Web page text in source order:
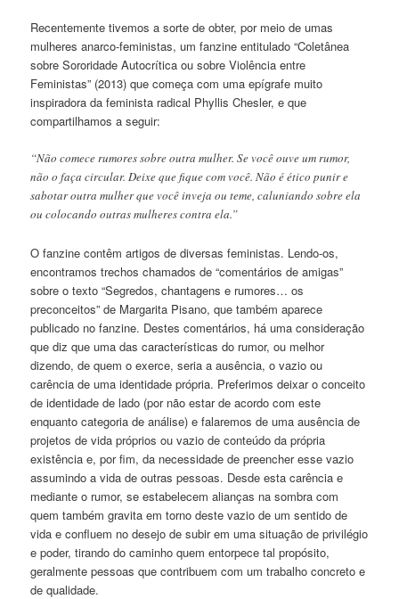
Recentemente tivemos a sorte de obter, por meio de umas
mulheres anarco-feministas, um fanzine entitulado “Coletânea
sobre Sororidade Autocrítica ou sobre Violência entre
Feministas” (2013) que começa com uma epígrafe muito
inspiradora da feminista radical Phyllis Chesler, e que
compartilhamos a seguir:
“Não comece rumores sobre outra mulher. Se você ouve um rumor,
não o faça circular. Deixe que fique com você. Não é ético punir e
sabotar outra mulher que você inveja ou teme, caluniando sobre ela
ou colocando outras mulheres contra ela.”
O fanzine contêm artigos de diversas feministas. Lendo-os,
encontramos trechos chamados de “comentários de amigas”
sobre o texto “Segredos, chantagens e rumores… os
preconceitos” de Margarita Pisano, que também aparece
publicado no fanzine. Destes comentários, há uma consideração
que diz que uma das características do rumor, ou melhor
dizendo, de quem o exerce, seria a ausência, o vazio ou
carência de uma identidade própria. Preferimos deixar o conceito
de identidade de lado (por não estar de acordo com este
enquanto categoria de análise) e falaremos de uma ausência de
projetos de vida próprios ou vazio de conteúdo da própria
existência e, por fim, da necessidade de preencher esse vazio
assumindo a vida de outras pessoas. Desde esta carência e
mediante o rumor, se estabelecem alianças na sombra com
quem também gravita em torno deste vazio de um sentido de
vida e confluem no desejo de subir em uma situação de privilégio
e poder, tirando do caminho quem entorpece tal propósito,
geralmente pessoas que contribuem com um trabalho concreto e
de qualidade.